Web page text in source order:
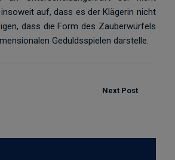
auf, dass es der Klägerin nicht
dass die Form des Zauberwürfels
Geduldsspielen darstelle.
Next Post